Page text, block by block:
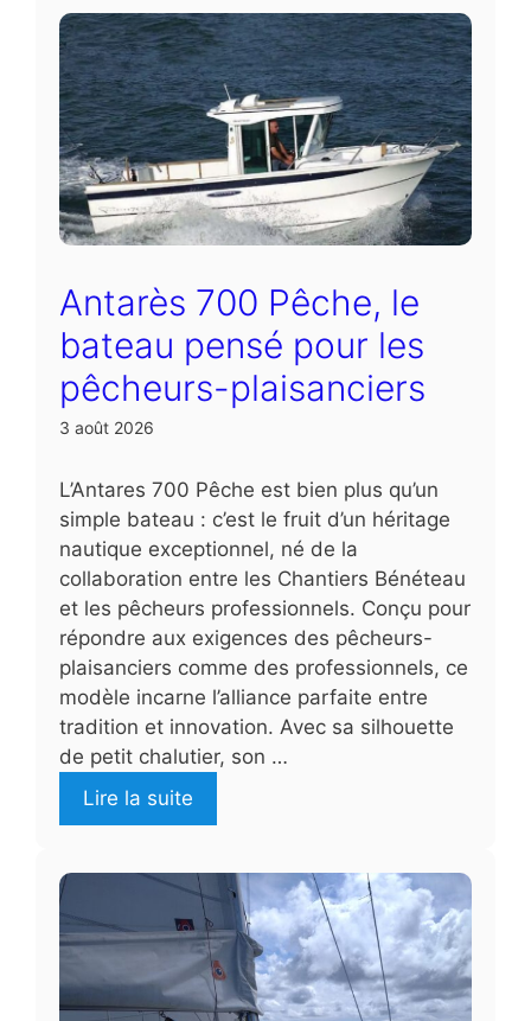
Antarès 700 Pêche, le
bateau pensé pour les
pêcheurs-plaisanciers
3 août 2026
L’Antares 700 Pêche est bien plus qu’un
simple bateau : c’est le fruit d’un héritage
nautique exceptionnel, né de la
collaboration entre les Chantiers Bénéteau
et les pêcheurs professionnels. Conçu pour
répondre aux exigences des pêcheurs-
plaisanciers comme des professionnels, ce
modèle incarne l’alliance parfaite entre
tradition et innovation. Avec sa silhouette
de petit chalutier, son …
Lire la suite